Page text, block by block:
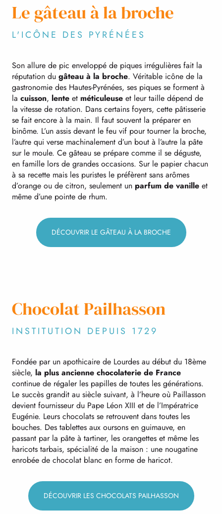
Le gâteau à la broche
L'ICÔNE DES PYRÉNÉES
Son allure de pic enveloppé de piques irrégulières fait la
réputation du gâteau à la broche. Véritable icône de la
gastronomie des Hautes-Pyrénées, ses piques se forment à
la cuisson, lente et méticuleuse et leur taille dépend de
la vitesse de rotation. Dans certains foyers, cette pâtisserie
se fait encore à la main. Il faut souvent la préparer en
binôme. L’un assis devant le feu vif pour tourner la broche,
l’autre qui verse machinalement d’un bout à l’autre la pâte
sur le moule. Ce gâteau se prépare comme il se déguste,
en famille lors de grandes occasions. Sur le papier chacun
à sa recette mais les puristes le préfèrent sans arômes
d’orange ou de citron, seulement un parfum de vanille et
même d’une pointe de rhum.
DÉCOUVRIR LE GÂTEAU À LA BROCHE
Chocolat Pailhasson
INSTITUTION DEPUIS 1729
Fondée par un apothicaire de Lourdes au début du 18ème
siècle, la plus ancienne chocolaterie de France
continue de régaler les papilles de toutes les générations.
Le succès grandit au siècle suivant, à l’heure où Paillasson
devient fournisseur du Pape Léon XIII et de l’Impératrice
Eugénie. Leurs chocolats se retrouvent dans toutes les
bouches. Des tablettes aux oursons en guimauve, en
passant par la pâte à tartiner, les orangettes et même les
haricots tarbais, spécialité de la maison : une nougatine
enrobée de chocolat blanc en forme de haricot.
DÉCOUVRIR LES CHOCOLATS PAILHASSON